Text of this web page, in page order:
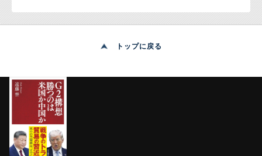
トップに戻る